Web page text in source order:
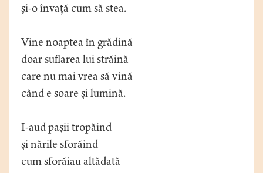
şi-o învaţă cum să stea.
Vine noaptea în grădină
doar suflarea lui străină
care nu mai vrea să vină
când e soare şi lumină.
I-aud paşii tropăind
şi nările sforăind
cum sforăiau altădată